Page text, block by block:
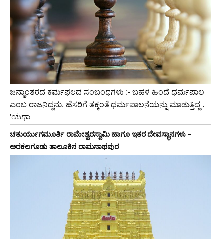
ಜನ್ಮಾಂತರದ ಕರ್ಮಫಲದ ಸಂಬಂಧಗಳು :- ಬಹಳ ಹಿಂದೆ ಧರ್ಮಪಾಲ
ಎಂಬ ರಾಜನಿದ್ದನು. ಹೆಸರಿಗೆ ತಕ್ಕಂತೆ ಧರ್ಮಪಾಲನೆಯನ್ನು ಮಾಡುತ್ತಿದ್ದ .
‘ಯಥಾ
ಚತುರ್ಯುಗಮೂರ್ತಿ ರಾಮೇಶ್ವರಸ್ವಾಮಿ ಹಾಗೂ ಇತರ ದೇವಸ್ಥಾನಗಳು –
ಅರಕಲಗೂಡು ತಾಲೂಕಿನ ರಾಮನಾಥಪುರ